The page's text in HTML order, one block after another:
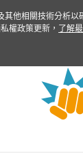
其他相關技術分析
權政策更新，
了解